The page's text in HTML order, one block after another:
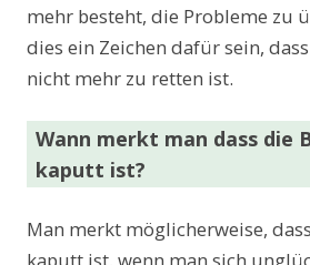
mehr besteht, die Probleme zu
dies ein Zeichen dafür sein,
nicht mehr zu retten ist.
Wann merkt man dass die
kaputt ist?
Man merkt möglicherweise,